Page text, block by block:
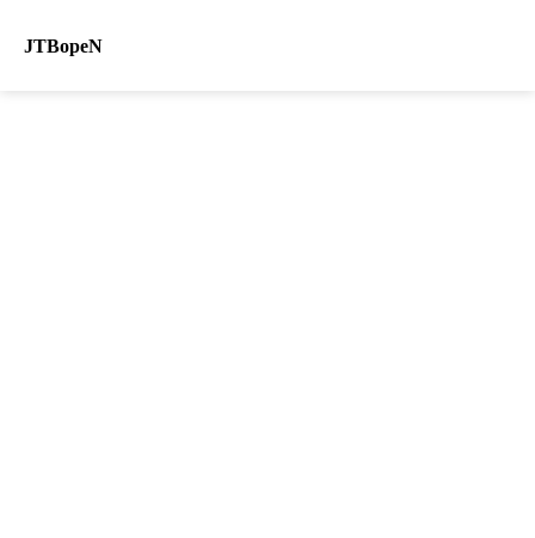
JTBopeN